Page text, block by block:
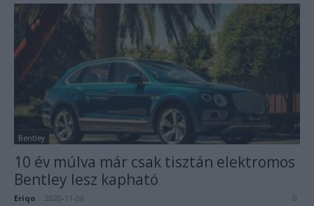
Bentley
10 év múlva már csak tisztán elektromos
Bentley lesz kapható
Eriqo 2020-11-06 0